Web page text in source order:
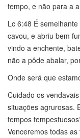
tempo, e não para a
Lc 6:48 É
cavou, e abriu bem
vindo a enchente,
não a pôde abalar,
Onde será que
Cuidado os
situações agrurosas.
tempos
Venceremos todas